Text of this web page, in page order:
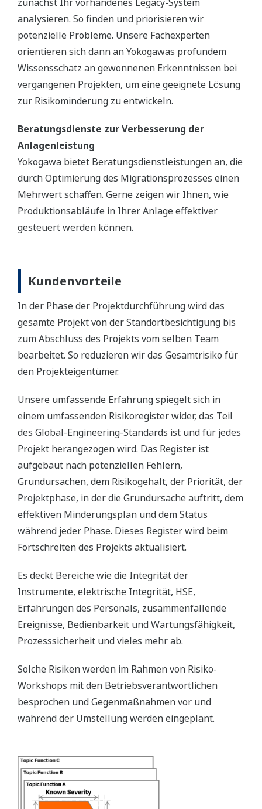
analysieren. So finden und priorisieren wir
potenzielle Probleme. Unsere Fachexperten
orientieren sich dann an Yokogawas profundem
Wissensschatz an gewonnenen Erkenntnissen bei
vergangenen Projekten, um eine geeignete Lösung
zur Risikominderung zu entwickeln.
Beratungsdienste zur Verbesserung der
Anlagenleistung
Yokogawa bietet Beratungsdienstleistungen an, die
durch Optimierung des Migrationsprozesses einen
Mehrwert schaffen. Gerne zeigen wir Ihnen, wie
Produktionsabläufe in Ihrer Anlage effektiver
gesteuert werden können.
Kundenvorteile
In der Phase der Projektdurchführung wird das
gesamte Projekt von der Standortbesichtigung bis
zum Abschluss des Projekts vom selben Team
bearbeitet. So reduzieren wir das Gesamtrisiko für
den Projekteigentümer.
Unsere umfassende Erfahrung spiegelt sich in
einem umfassenden Risikoregister wider, das Teil
des Global-Engineering-Standards ist und für jedes
Projekt herangezogen wird. Das Register ist
aufgebaut nach potenziellen Fehlern,
Grundursachen, dem Risikogehalt, der Priorität, der
Projektphase, in der die Grundursache auftritt, dem
effektiven Minderungsplan und dem Status
während jeder Phase. Dieses Register wird beim
Fortschreiten des Projekts aktualisiert.
Es deckt Bereiche wie die Integrität der
Instrumente, elektrische Integrität, HSE,
Erfahrungen des Personals, zusammenfallende
Ereignisse, Bedienbarkeit und Wartungsfähigkeit,
Prozesssicherheit und vieles mehr ab.
Solche Risiken werden im Rahmen von Risiko-
Workshops mit den Betriebsverantwortlichen
besprochen und Gegenmaßnahmen vor und
während der Umstellung werden eingeplant.